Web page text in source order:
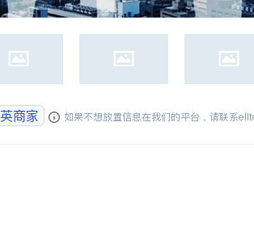
商家 如果不想放置信息在我们的平台，请联系